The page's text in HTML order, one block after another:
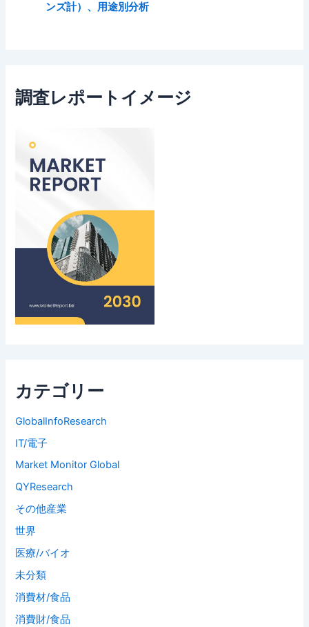
ンズ計）、用途別分析
調査レポートイメージ
カテゴリー
GlobalInfoResearch
IT/電子
Market Monitor Global
QYResearch
その他産業
世界
医療/バイオ
未分類
消費材/食品
消費財/食品